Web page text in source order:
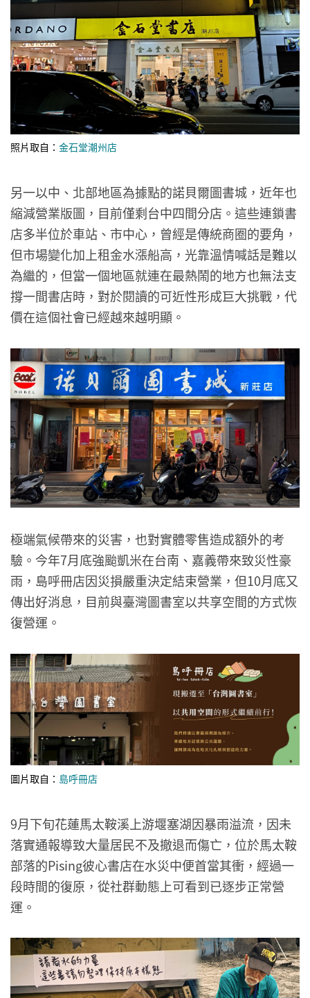
照片取自： 金石堂潮州店
另一以中、北部地區為據點的諾貝爾圖書城，近年也
縮減營業版圖，目前僅剩台中四間分店。這些連鎖書
店多半位於車站、市中心，曾經是傳統商圈的要角，
但市場變化加上租金水漲船高，光靠溫情喊話是難以
為繼的，但當一個地區就連在最熱鬧的地方也無法支
撐一間書店時，對於閱讀的可近性形成巨大挑戰，代
價在這個社會已經越來越明顯。
極端氣候帶來的災害，也對實體零售造成額外的考
驗。今年7月底強颱凱米在台南、嘉義帶來致災性豪
雨，島呼冊店因災損嚴重決定結束營業，但10月底又
傳出好消息，目前與臺灣圖書室以共享空間的方式恢
復營運。
圖片取自： 島呼冊店
9月下旬花蓮馬太鞍溪上游堰塞湖因暴雨溢流，因未
落實通報導致大量居民不及撤退而傷亡，位於馬太鞍
部落的Pising彼心書店在水災中便首當其衝，經過一
段時間的復原，從社群動態上可看到已逐步正常營
運。